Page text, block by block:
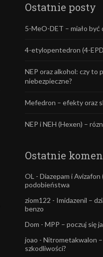
Ostatnie posty
5-MeO-DET – miało być
4-etylopentedron (4-
NEP oraz alkohol: czy to
niebezpieczne?
Mefedron – efekty oraz
NEP i NEH (Hexen) –
Ostatnie
OL - Diazepam i
podobieństwa
ziom122 - Imidazenil –
benzo
Dom - MPP – poczuj się
joao - Nitrometakwalon
szkodliwości?